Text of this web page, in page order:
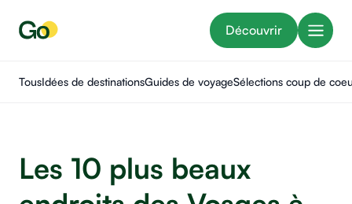
Découvrir
TousIdées de destinationsGuides de voyageSélections coup de
Les 10 plus beaux